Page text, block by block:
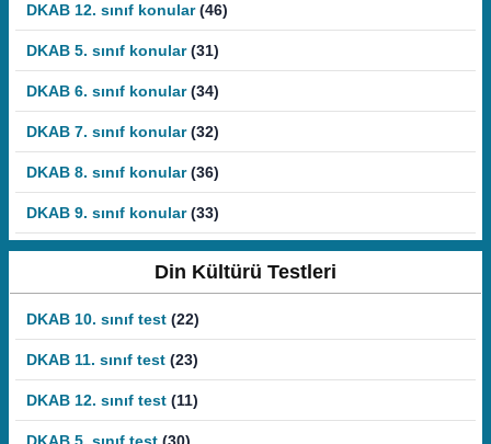
DKAB 12. sınıf konular (46)
DKAB 5. sınıf konular (31)
DKAB 6. sınıf konular (34)
DKAB 7. sınıf konular (32)
DKAB 8. sınıf konular (36)
DKAB 9. sınıf konular (33)
Din Kültürü Testleri
DKAB 10. sınıf test (22)
DKAB 11. sınıf test (23)
DKAB 12. sınıf test (11)